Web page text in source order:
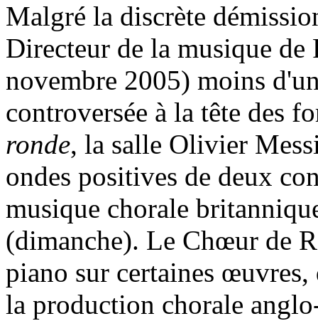
Malgré la discrète
Directeur de la musique
novembre 2005) moins
controversée à la tête des
ronde, la salle Olivier
ondes positives de deux
musique chorale
(dimanche). Le Chœur de
piano sur certaines œuvres,
la production chorale